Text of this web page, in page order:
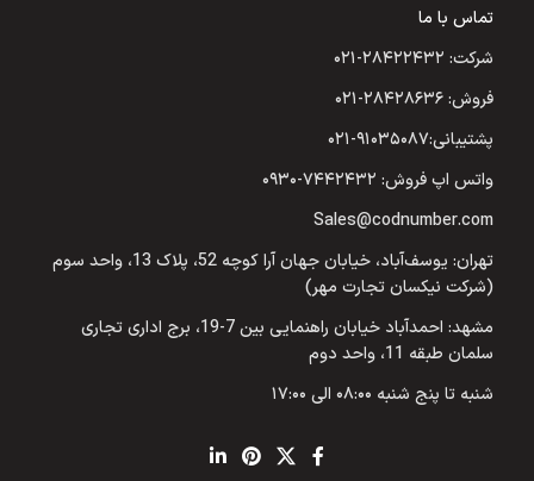
تماس با ما
شرکت: ۲۸۴۲۲۴۳۲-۰۲۱
فروش: ۲۸۴۲۸۶۳۶-۰۲۱
پشتیبانی:۹۱۰۳۵۰۸۷-۰۲۱
واتس اپ فروش: ۷۴۴۲۴۳۲-۰۹۳۰
Sales@codnumber.com
تهران: یوسف‌آباد، خیابان جهان آرا کوچه 52، پلاک 13، واحد سوم
(شرکت نیکسان تجارت مهر)
مشهد: احمدآباد خیابان راهنمایی بین 7-19، برج اداری تجاری
سلمان طبقه 11، واحد دوم
شنبه تا پنج شنبه ۰۸:۰۰ الی ۱۷:۰۰